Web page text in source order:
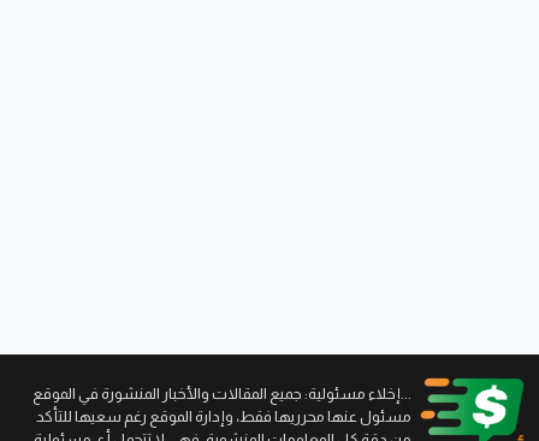
...إخلاء مسئولية: جميع المقالات والأخبار المنشورة في الموقع
مسئول عنها محرريها فقط، وإدارة الموقع رغم سعيها للتأكد